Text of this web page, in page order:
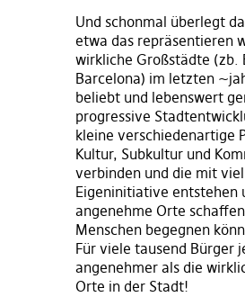
Und schonmal überlegt
etwa das repräsentieren
wirkliche Großstädte (zb.
Barcelona) im letzten
beliebt und lebenswert
progressive
kleine verschiedenartige
Kultur, Subkultur und
verbinden und die mit
Eigeninitiative entstehen
angenehme Orte
Menschen begegnen
Für viele tausend Bürger
angenehmer als die
Orte in der Stadt!